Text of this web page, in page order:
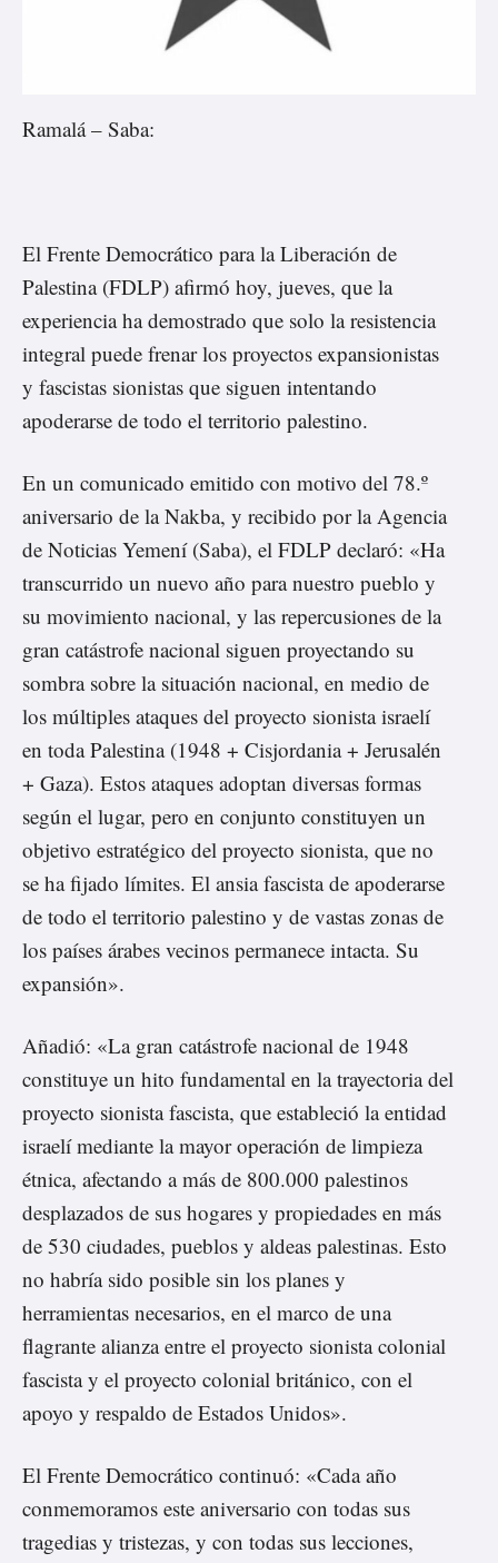
Ramalá – Saba:
El Frente Democrático para la Liberación de
Palestina (FDLP) afirmó hoy, jueves, que la
experiencia ha demostrado que solo la resistencia
integral puede frenar los proyectos expansionistas
y fascistas sionistas que siguen intentando
apoderarse de todo el territorio palestino.
En un comunicado emitido con motivo del 78.º
aniversario de la Nakba, y recibido por la Agencia
de Noticias Yemení (Saba), el FDLP declaró: «Ha
transcurrido un nuevo año para nuestro pueblo y
su movimiento nacional, y las repercusiones de la
gran catástrofe nacional siguen proyectando su
sombra sobre la situación nacional, en medio de
los múltiples ataques del proyecto sionista israelí
en toda Palestina (1948 + Cisjordania + Jerusalén
+ Gaza). Estos ataques adoptan diversas formas
según el lugar, pero en conjunto constituyen un
objetivo estratégico del proyecto sionista, que no
se ha fijado límites. El ansia fascista de apoderarse
de todo el territorio palestino y de vastas zonas de
los países árabes vecinos permanece intacta. Su
expansión».
Añadió: «La gran catástrofe nacional de 1948
constituye un hito fundamental en la trayectoria del
proyecto sionista fascista, que estableció la entidad
israelí mediante la mayor operación de limpieza
étnica, afectando a más de 800.000 palestinos
desplazados de sus hogares y propiedades en más
de 530 ciudades, pueblos y aldeas palestinas. Esto
no habría sido posible sin los planes y
herramientas necesarios, en el marco de una
flagrante alianza entre el proyecto sionista colonial
fascista y el proyecto colonial británico, con el
apoyo y respaldo de Estados Unidos».
El Frente Democrático continuó: «Cada año
conmemoramos este aniversario con todas sus
tragedias y tristezas, y con todas sus lecciones,